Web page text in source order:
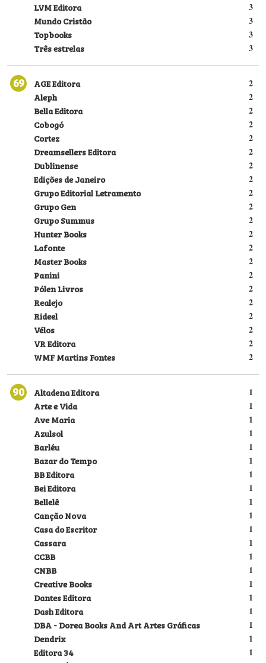
3
LVM Editora
3
Mundo Cristão
3
Topbooks
3
Três estrelas
69 2
AGE Editora
2
Aleph
2
Bella Editora
2
Cobogó
2
Cortez
2
Dreamsellers Editora
2
Dublinense
2
Edições de Janeiro
2
Grupo Editorial Letramento
2
Grupo Gen
2
Grupo Summus
2
Hunter Books
2
Lafonte
2
Master Books
2
Panini
2
Pólen Livros
2
Realejo
2
Rideel
2
Vélos
2
VR Editora
2
WMF Martins Fontes
90 1
Altadena Editora
1
Arte e Vida
1
Ave Maria
1
Azulsol
1
Barléu
1
Bazar do Tempo
1
BB Editora
1
Bei Editora
1
Bellelê
1
Canção Nova
1
Casa do Escritor
1
Cassara
1
CCBB
1
CNBB
1
Creative Books
1
Dantes Editora
1
Dash Editora
1
DBA - Dorea Books And Art Artes Gráficas
1
Dendrix
1
Editora 34